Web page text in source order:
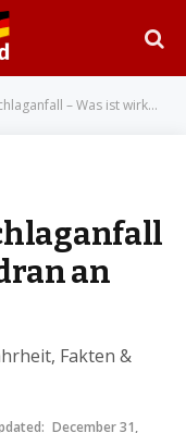
ist wirklich dran an den Gerüchten?
an
Fakten &
December 31,